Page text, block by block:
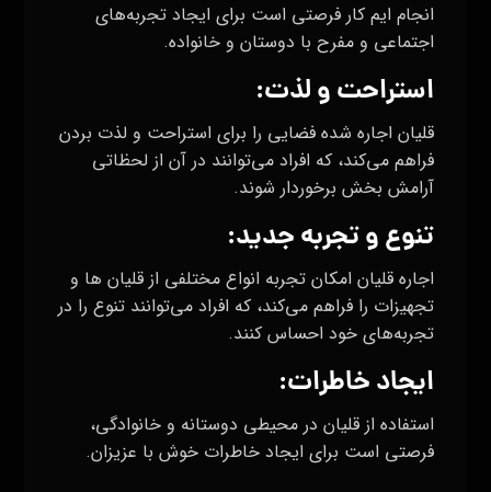
انجام ایم کار فرصتی است برای ایجاد تجربه‌های
اجتماعی و مفرح با دوستان و خانواده.
استراحت و لذت:
قلیان اجاره شده فضایی را برای استراحت و لذت بردن
فراهم می‌کند، که افراد می‌توانند در آن از لحظاتی
آرامش بخش برخوردار شوند.
تنوع و تجربه جدید:
اجاره قلیان امکان تجربه انواع مختلفی از قلیان ها و
تجهیزات را فراهم می‌کند، که افراد می‌توانند تنوع را در
تجربه‌های خود احساس کنند.
ایجاد خاطرات:
استفاده از قلیان در محیطی دوستانه و خانوادگی،
فرصتی است برای ایجاد خاطرات خوش با عزیزان.